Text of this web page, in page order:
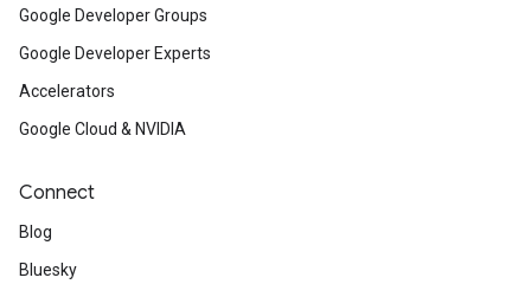
Google Developer Groups
Google Developer Experts
Accelerators
Google Cloud & NVIDIA
Connect
Blog
Bluesky